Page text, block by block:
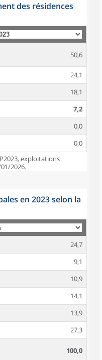
des résidences
50,6
24,1
18,1
7,2
0,0
0,0
exploitations
2026.
en 2023 selon la
24,7
9,1
10,9
14,1
13,9
27,3
100,0